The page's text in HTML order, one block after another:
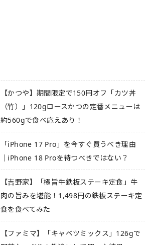
【かつや】期間限定で150円オフ「カツ丼
（竹）」120gロースかつの定番メニューは
約560gで食べ応えあり！
「iPhone 17 Pro」を今すぐ買うべき理由
｜iPhone 18 Proを待つべきではない？
【吉野家】「極旨牛鉄板ステーキ定食」牛
肉の旨みを堪能！1,498円の鉄板ステーキ定
食を食べてみた
【ファミマ】「キャベツミックス」126gで